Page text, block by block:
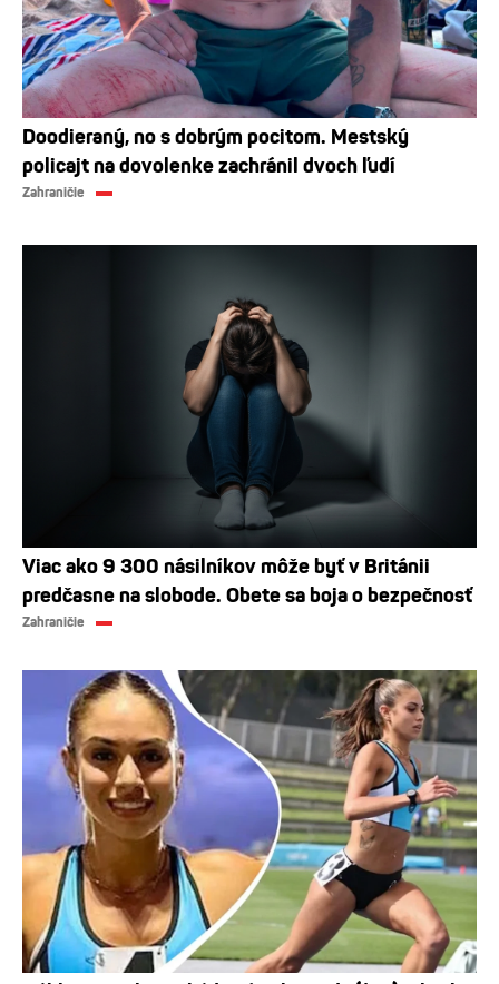
Doodieraný, no s dobrým pocitom. Mestský
policajt na dovolenke zachránil dvoch ľudí
Zahraničie
Viac ako 9 300 násilníkov môže byť v Británii
predčasne na slobode. Obete sa boja o bezpečnosť
Zahraničie